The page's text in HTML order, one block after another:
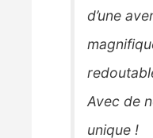
d’une
Avec de
unique !